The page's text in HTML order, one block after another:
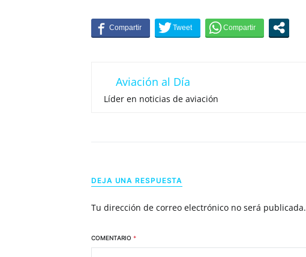
Aviación al Día
Líder en noticias de aviación
DEJA UNA RESPUESTA
Tu dirección de correo electrónico no será publicada.
COMENTARIO *